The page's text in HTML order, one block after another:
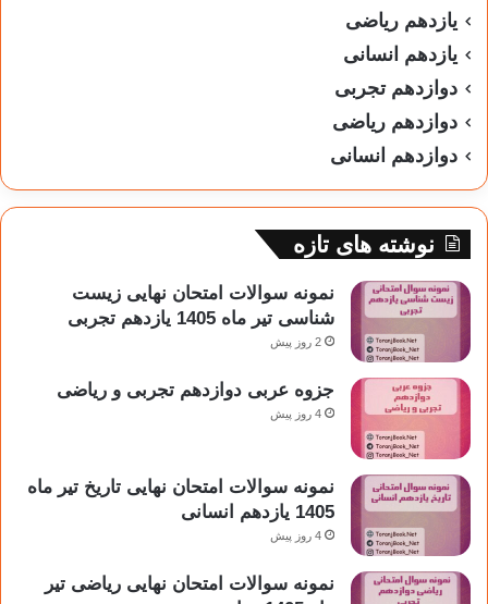
یازدهم ریاضی
یازدهم انسانی
دوازدهم تجربی
دوازدهم ریاضی
دوازدهم انسانی
نوشته های تازه
نمونه سوالات امتحان نهایی زیست
شناسی تیر ماه 1405 یازدهم تجربی
2 روز پیش
جزوه عربی دوازدهم تجربی و ریاضی
4 روز پیش
نمونه سوالات امتحان نهایی تاریخ تیر ماه
1405 یازدهم انسانی
4 روز پیش
نمونه سوالات امتحان نهایی ریاضی تیر